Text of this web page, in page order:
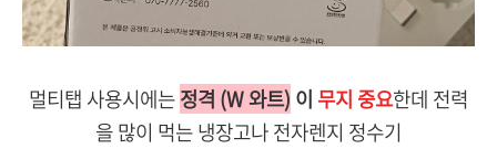
멀티탭 사용시에는정격 (W 와트) 이 무지 중요한데 전력
을 많이 먹는 냉장고나 전자렌지 정수기